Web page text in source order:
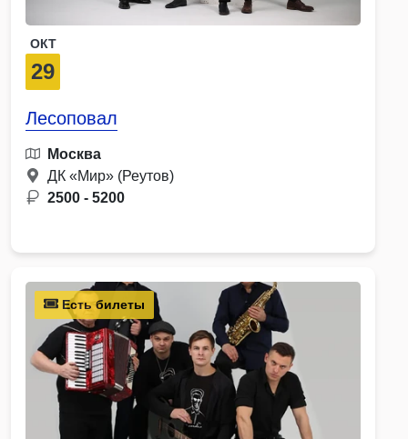
ОКТ
29
Лесоповал
Москва
ДК «Мир» (Реутов)
2500 - 5200
Есть билеты